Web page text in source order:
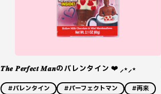
𝑻𝒉𝒆 𝑷𝒆𝒓𝒇𝒆𝒄𝒕 𝑴𝒂𝒏のバレンタイン ❤︎ ⸝⋆⸝⋆
#バレンタイン #パーフェクトマン #再来